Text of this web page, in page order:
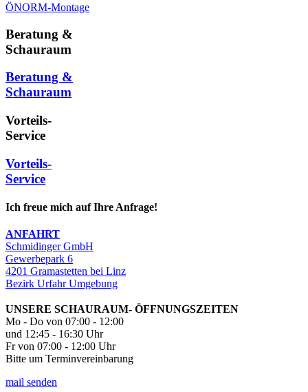
ÖNORM-Montage
Beratung &
Schauraum
Beratung &
Schauraum
Vorteils-
Service
Vorteils-
Service
Ich freue mich auf Ihre Anfrage!
ANFAHRT
Schmidinger GmbH
Gewerbepark 6
4201 Gramastetten bei Linz
Bezirk Urfahr Umgebung
UNSERE SCHAURAUM- ÖFFNUNGSZEITEN
Mo - Do von 07:00 - 12:00
und 12:45 - 16:30 Uhr
Fr von 07:00 - 12:00 Uhr
Bitte um Terminvereinbarung
mail senden